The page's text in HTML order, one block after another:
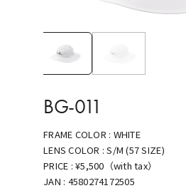
BG-011
FRAME COLOR : WHITE
LENS COLOR :S/M (57 SIZE)
PRICE :¥5,500（with tax）
JAN : 4580274172505